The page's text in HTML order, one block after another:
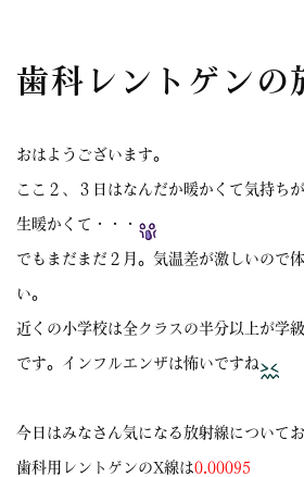
歯科レントゲンの
おはようございます。
ここ２、３日はなんだか暖かくて気持ち
生暖かくて・・・
でもまだまだ２月。気温差が激しいので
い。
近くの小学校は全クラスの半分以上が学
です。インフルエンザは怖いですね
今日はみなさん気になる放射線について
歯科用レントゲンのX線は0.00095